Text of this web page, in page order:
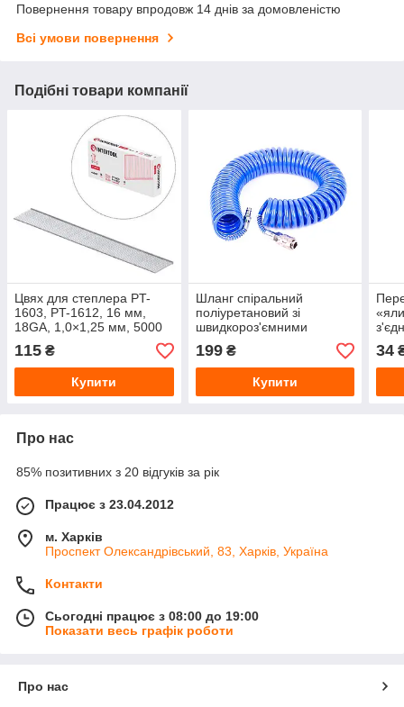
Повернення товару впродовж 14 днів за домовленістю
Всі умови повернення
Подібні товари компанії
Цвях для степлера PT-
1603, PT-1612, 16 мм,
18GA, 1,0×1,25 мм, 5000
шт./патак INTERTOOL PT-
8616
115 ₴
Купити
Шланг спіральний
поліуретановий зі
швидкороз'ємними
з'єднаннями INTERTOOL
(PT-1706) Ø5.5×8 мм, 5 м
199₴
Купити
мм
34
Про нас
85% позитивних з 20 відгуків за рік
Працює з 23.04.2012
м. Харків
Проспект Олександрівський, 83, Харків, Україна
Контакти
Сьогодні працює з 08:00 до 19:00
Показати весь графік роботи
Про нас